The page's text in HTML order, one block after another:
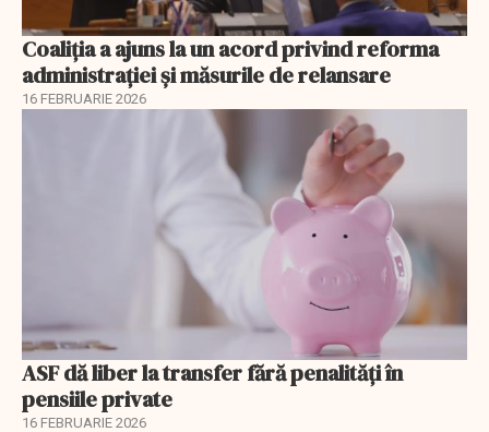
Coaliția a ajuns la un acord privind reforma
administrației și măsurile de relansare
16 FEBRUARIE 2026
ASF dă liber la transfer fără penalități în
pensiile private
16 FEBRUARIE 2026